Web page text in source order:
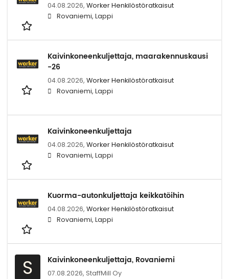
04.08.2026, Worker Henkilöstöratkaisut
Rovaniemi, Lappi
Kaivinkoneenkuljettaja, maarakennuskausi
-26
04.08.2026, Worker Henkilöstöratkaisut
Rovaniemi, Lappi
Kaivinkoneenkuljettaja
04.08.2026, Worker Henkilöstöratkaisut
Rovaniemi, Lappi
Kuorma-autonkuljettaja keikkatöihin
04.08.2026, Worker Henkilöstöratkaisut
Rovaniemi, Lappi
S Kaivinkoneenkuljettaja, Rovaniemi
07.08.2026, StaffMill Oy